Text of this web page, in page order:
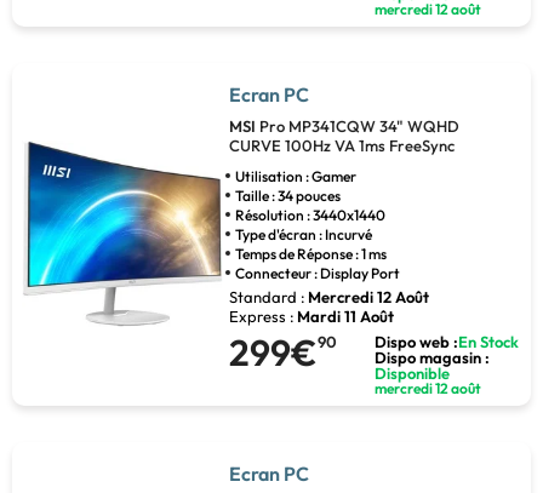
mercredi 12 août
Ecran PC
MSI Pro MP341CQW 34" WQHD
CURVE 100Hz VA 1ms FreeSync
Utilisation : Gamer
Taille : 34 pouces
Résolution : 3440x1440
Type d'écran : Incurvé
Temps de Réponse : 1 ms
Connecteur : Display Port
Standard : Mercredi 12 Août
Express : Mardi 11 Août
299€90 Dispo web :En Stock
Dispo magasin :
Disponible
mercredi 12 août
Ecran PC